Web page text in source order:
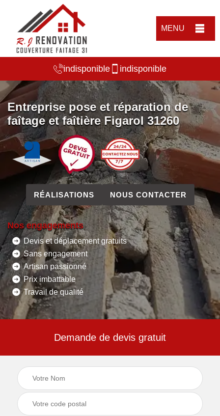
MENU
indisponible indisponible
Entreprise pose et réparation de
faîtage et faîtière Figarol 31260
RÉALISATIONS NOUS CONTACTER
Nos engagements
Devis et déplacement gratuits
Sans engagement
Artisan passionné
Prix imbattable
Travail de qualité
Demande de devis gratuit